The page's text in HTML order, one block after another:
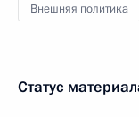
Внешняя политика
Статус